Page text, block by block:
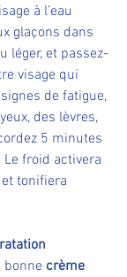
à l’eau
glaçons dans
léger, et passez-
visage qui
de fatigue,
des lèvres,
5 minutes
froid activera
tonifiera
bonne crème